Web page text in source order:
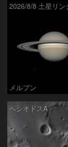
メルプン
ヘシオドスA